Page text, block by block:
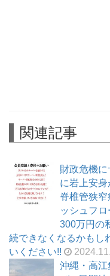
関連記事
財政危機
に岩上安
脊椎管狭
ッシュフ
300万円の
続できなくなるかもし
いください!!
沖縄・高